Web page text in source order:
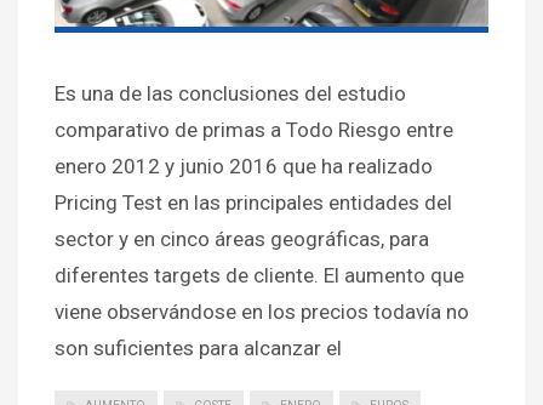
Es una de las conclusiones del estudio
comparativo de primas a Todo Riesgo entre
enero 2012 y junio 2016 que ha realizado
Pricing Test en las principales entidades del
sector y en cinco áreas geográficas, para
diferentes targets de cliente. El aumento que
viene observándose en los precios todavía no
son suficientes para alcanzar el